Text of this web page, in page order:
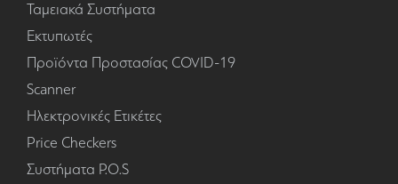
Ταμειακά Συστήματα
Εκτυπωτές
Προϊόντα Προστασίας COVID-19
Scanner
Ηλεκτρονικές Ετικέτες
Price Checkers
Συστήματα P.O.S